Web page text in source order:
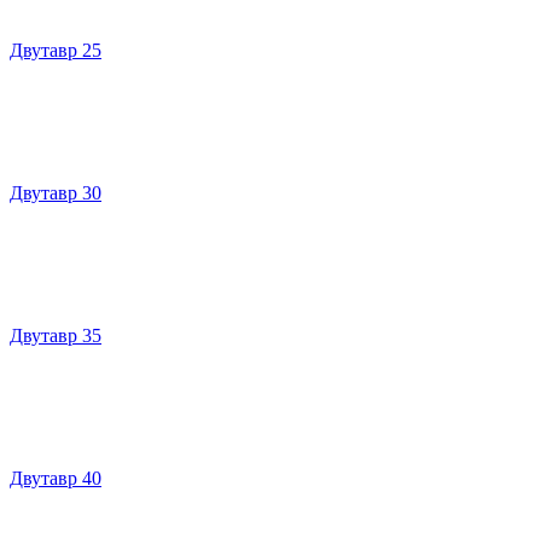
Двутавр 25
Двутавр 30
Двутавр 35
Двутавр 40